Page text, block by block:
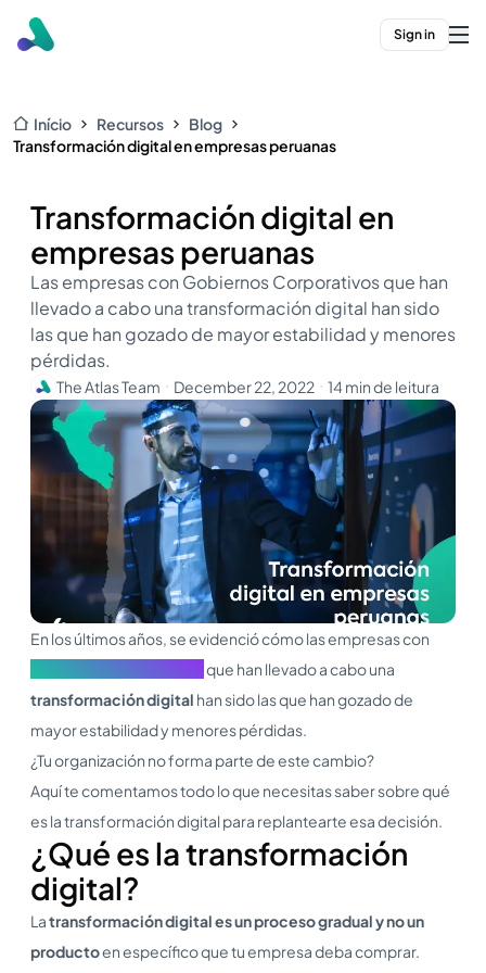
Sign in
Início Recursos
Blog
Transformación digital en empresas peruanas
Transformación digital en
empresas peruanas
Las empresas con Gobiernos Corporativos que han
llevado a cabo una transformación digital han sido
las que han gozado de mayor estabilidad y menores
pérdidas.
The Atlas Team ・ December 22, 2022 ・ 14 min de leitura
En los últimos años, se evidenció cómo las empresas con
que han llevado a cabo una
transformación digital han sido las que han gozado de
mayor estabilidad y menores pérdidas.
¿Tu organización no forma parte de este cambio?
Aquí te comentamos todo lo que necesitas saber sobre qué
es la transformación digital para replantearte esa decisión.
¿Qué es la transformación
digital?
Latransformación digital es un proceso gradual y no un
productoen específico que tu empresa deba comprar.